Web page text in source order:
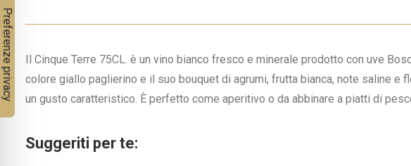
Il Cinque Terre 75CL. è un vino bianco fresco e minerale prodotto con uve
colore giallo paglierino e il suo bouquet di agrumi, frutta bianca, note saline e
un gusto caratteristico. È perfetto come aperitivo o da abbinare a piatti di
Suggeriti per te: